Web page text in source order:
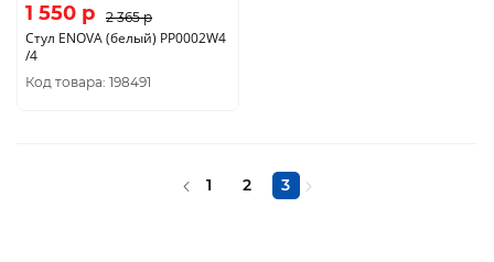
1 550 p 2 365 p
Стул ENOVA (белый) PP0002W4
/4
Код товара: 198491
1 2 3